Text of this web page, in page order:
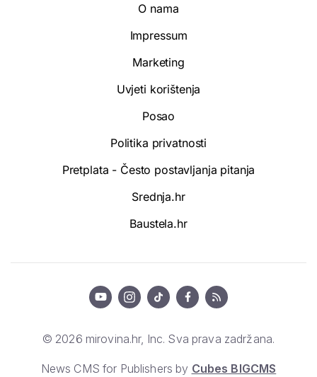
O nama
Impressum
Marketing
Uvjeti korištenja
Posao
Politika privatnosti
Pretplata - Često postavljanja pitanja
Srednja.hr
Baustela.hr
© 2026 mirovina.hr, Inc. Sva prava zadržana.
News CMS for Publishers by Cubes BIGCMS